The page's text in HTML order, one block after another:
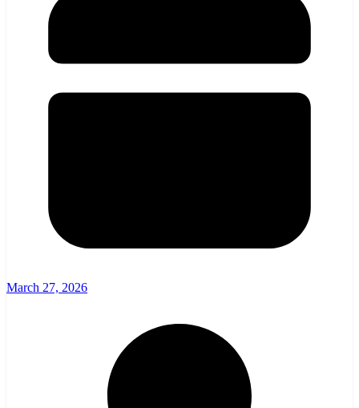
March 27, 2026